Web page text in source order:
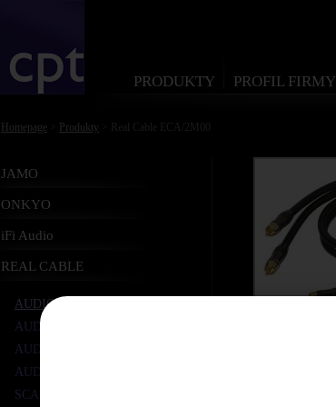
PRODUKTY PROFIL FIRMY
Homepage Produkty > Real Cable ECA/2M00
JAMO
ONKYO
iFi Audio
REAL CABLE
AUDIO STEREO RCA
AUDIO SUBWOOFER
AUDIO OPTIKA
AUDIO DIGITÁLNÍ KOAX
SCART